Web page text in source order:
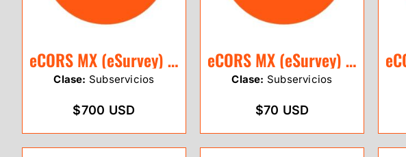
eCORS MX (eSurvey) 1 Año
Clase: Subservicios
$700 USD
eCORS MX (eSurvey) 1 Mes
Clase: Subservicios
$70 USD